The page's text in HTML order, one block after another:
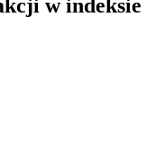
w indeksie